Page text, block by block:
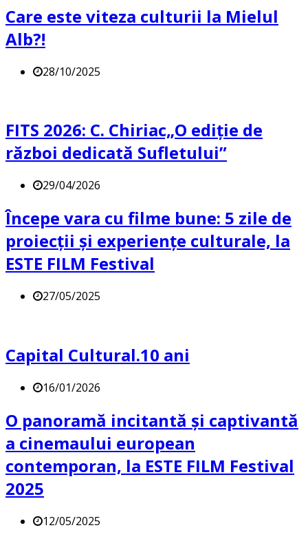
Care este viteza culturii la Mielul
Alb?!
28/10/2025
FITS 2026: C. Chiriac„O ediție de
război dedicată Sufletului”
29/04/2026
Începe vara cu filme bune: 5 zile de
proiecții și experiențe culturale, la
ESTE FILM Festival
27/05/2025
Capital Cultural.10 ani
16/01/2026
O panoramă incitantă și captivantă
a cinemaului european
contemporan, la ESTE FILM Festival
2025
12/05/2025